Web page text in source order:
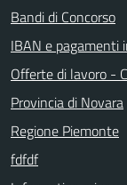
Bandi di Concorso
IBAN e pagamenti
Offerte di lavoro -
Provincia di Novara
Regione Piemonte
fdfdf